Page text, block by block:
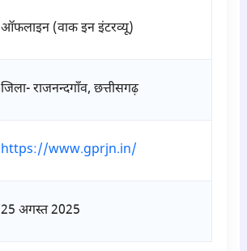
ऑफलाइन (वाक इन इंटरव्यू)
जिला- राजनन्दगाँव, छत्तीसगढ़
https://www.gprjn.in/
25 अगस्त 2025